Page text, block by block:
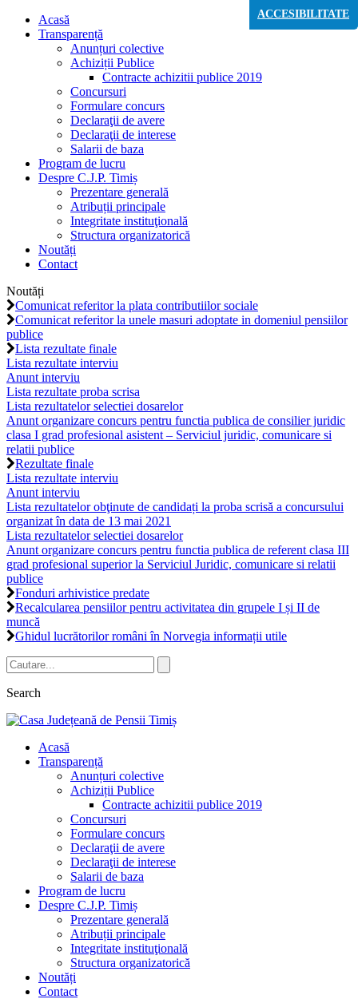
Acasă
Transparență
Anunțuri colective
Achiziții Publice
Contracte achizitii publice 2019
Concursuri
Formulare concurs
Declaraţii de avere
Declaraţii de interese
Salarii de baza
Program de lucru
Despre C.J.P. Timiș
Prezentare generală
Atribuții principale
Integritate instituţională
Structura organizatorică
Noutăți
Contact
Noutăți
Comunicat referitor la plata contributiilor sociale
Comunicat referitor la unele masuri adoptate in domeniul pensiilor
publice
Lista rezultate finale
Lista rezultate interviu
Anunt interviu
Lista rezultate proba scrisa
Lista rezultatelor selectiei dosarelor
Anunt organizare concurs pentru functia publica de consilier juridic
clasa I grad profesional asistent – Serviciul juridic, comunicare si
relatii publice
Rezultate finale
Lista rezultate interviu
Anunt interviu
Lista rezultatelor obţinute de candidați la proba scrisă a concursului
organizat în data de 13 mai 2021
Lista rezultatelor selectiei dosarelor
Anunt organizare concurs pentru functia publica de referent clasa III
grad profesional superior la Serviciul Juridic, comunicare si relatii
publice
Fonduri arhivistice predate
Recalcularea pensiilor pentru activitatea din grupele I și II de
muncă
Ghidul lucrătorilor români în Norvegia informații utile
Search
Acasă
Transparență
Anunțuri colective
Achiziții Publice
Contracte achizitii publice 2019
Concursuri
Formulare concurs
Declaraţii de avere
Declaraţii de interese
Salarii de baza
Program de lucru
Despre C.J.P. Timiș
Prezentare generală
Atribuții principale
Integritate instituţională
Structura organizatorică
Noutăți
Contact
ACCESIBILITATE